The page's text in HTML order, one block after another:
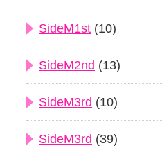
SideM1st (10)
SideM2nd (13)
SideM3rd (10)
SideM3rd (39)